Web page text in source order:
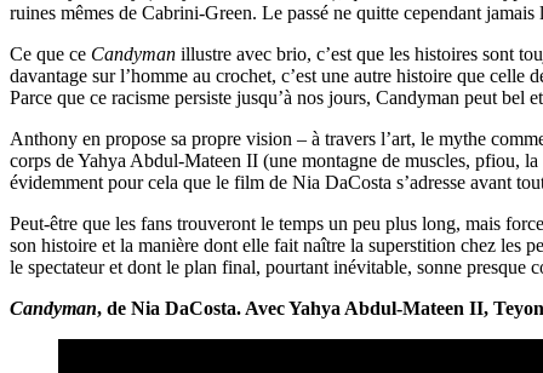
ruines mêmes de Cabrini-Green. Le passé ne quitte cependant
Ce que ce Candyman illustre avec brio, c’est que les histoires sont
davantage sur l’homme au crochet, c’est une autre histoire que
Parce que ce racisme persiste jusqu’à nos jours, Candyman peut bel
Anthony en propose sa propre vision – à travers l’art, le mythe
corps de Yahya Abdul-Mateen II (une montagne de muscles, pfiou,
évidemment pour cela que le film de Nia DaCosta s’adresse avant
Peut-être que les fans trouveront le temps un peu plus long, mais
son histoire et la manière dont elle fait naître la superstition chez les
le spectateur et dont le plan final, pourtant inévitable, sonne presque
Candyman, de Nia DaCosta. Avec Yahya Abdul-Mateen II,